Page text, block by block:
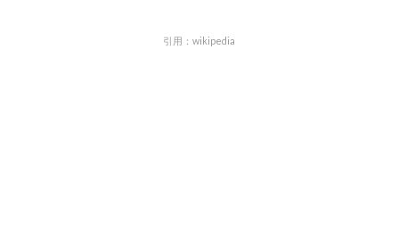
引用：wikipedia